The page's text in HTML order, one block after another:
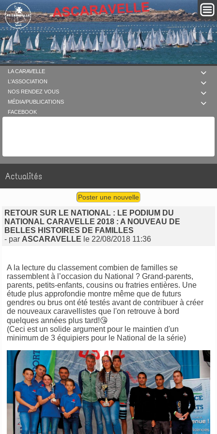

LA CARAVELLE

L'ASSOCIATION

NOS RENDEZ VOUS

MÉDIA/PUBLICATIONS
FACEBOOK
Actualités
Poster une nouvelle
RETOUR SUR LE NATIONAL : LE PODIUM DU
NATIONAL CARAVELLE 2018 : A NOUVEAU DE
BELLES HISTOIRES DE FAMILLES
- par ASCARAVELLE le 22/08/2018 11:36
A la lecture du classement combien de familles se
rassemblent à l’occasion du National ? Grand-parents,
parents, petits-enfants, cousins ou fratries entières. Une
étude plus approfondie montre même que de futurs
gendres ou brus ont été testés avant de contribuer à créer
de nouveaux caravellistes que l'on retrouve à bord
quelques années plus tard!😘
(Ceci est un solide argument pour le maintien d'un
minimum de 3 équipiers pour le National de la série)